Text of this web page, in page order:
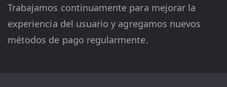
Trabajamos continuamente para mejorar la
experiencia del usuario y agregamos nuevos
métodos de pago regularmente.